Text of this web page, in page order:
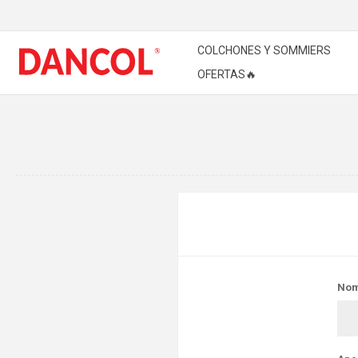
COLCHONES Y SOMMIERS
OFERTAS🔥